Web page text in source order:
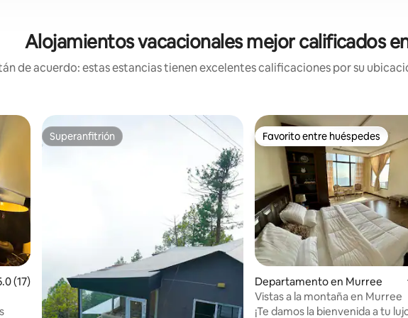
Alojamientos vacacionales mejor calificados
de acuerdo: estas estancias tienen excelentes calificaciones por su
promedio: 5.0 de 5; 17 evaluaciones
(17)
Superanfitrión
Superanfitrión Favorito entre huéspedes
Favorito entre huéspedes
Departamento en Murree
Vistas a la montaña en Murree
¡Te damos la bienvenida a tu